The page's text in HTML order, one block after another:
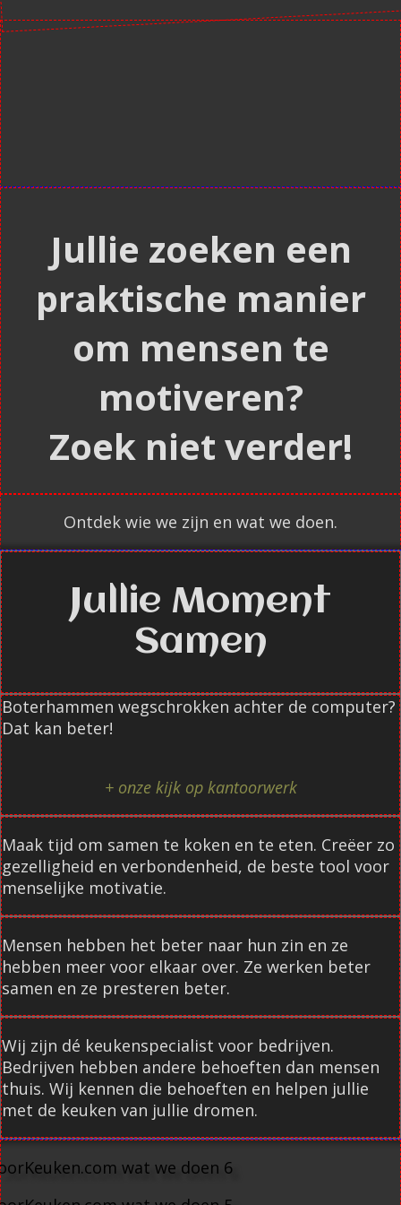
Jullie zoeken een
praktische manier
om mensen te
motiveren?
Zoek niet verder!
Ontdek wie we zijn en wat we doen.
Jullie Moment
Samen
Boterhammen wegschrokken achter de computer?
Dat kan beter!
+ onze kijk op kantoorwerk
Maak tijd om samen te koken en te eten. Creëer zo
gezelligheid en verbondenheid, de beste tool voor
menselijke motivatie.
Mensen hebben het beter naar hun zin en ze
hebben meer voor elkaar over. Ze werken beter
samen en ze presteren beter.
Wij zijn dé keukenspecialist voor bedrijven.
Bedrijven hebben andere behoeften dan mensen
thuis. Wij kennen die behoeften en helpen jullie
met de keuken van jullie dromen.